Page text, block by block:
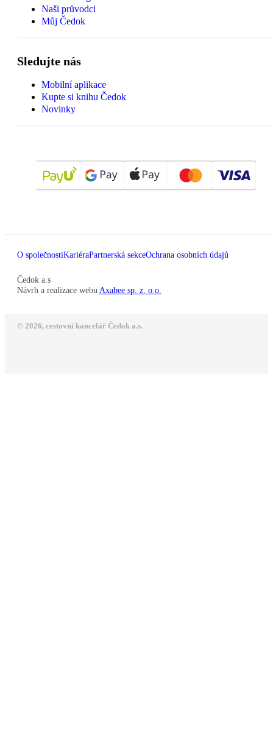
Naši průvodci
Můj Čedok
Sledujte nás
Mobilní aplikace
Kupte si knihu Čedok
Novinky
O společnostiKariéraPartnerská sekceOchrana osobních údajů
Čedok a.s
Návrh a realizace webu Axabee sp. z. o.o.
© 2026, cestovní kancelář Čedok a.s.